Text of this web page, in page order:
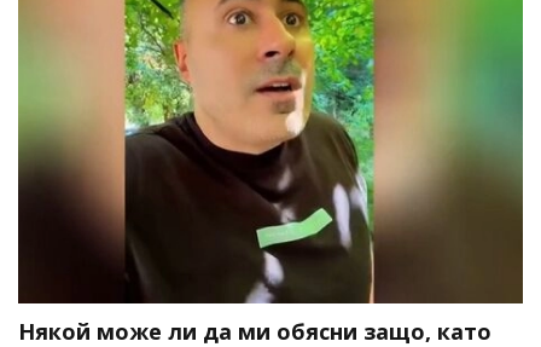
Някой може ли да ми обясни защо, като